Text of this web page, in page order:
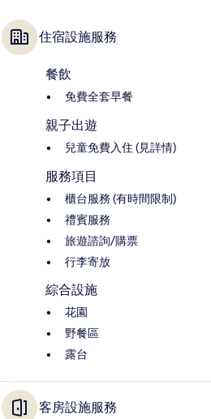
住宿設施服務
餐飲
免費全套早餐
親子出遊
兒童免費入住 (見詳情)
服務項目
櫃台服務 (有時間限制)
禮賓服務
旅遊諮詢/購票
行李寄放
綜合設施
花園
野餐區
露台
客房設施服務